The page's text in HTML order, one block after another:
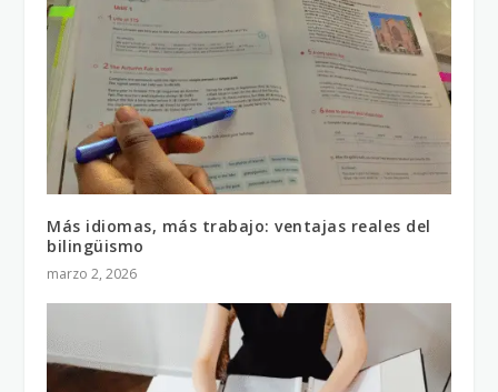
Más idiomas, más trabajo: ventajas reales del
bilingüismo
marzo 2, 2026